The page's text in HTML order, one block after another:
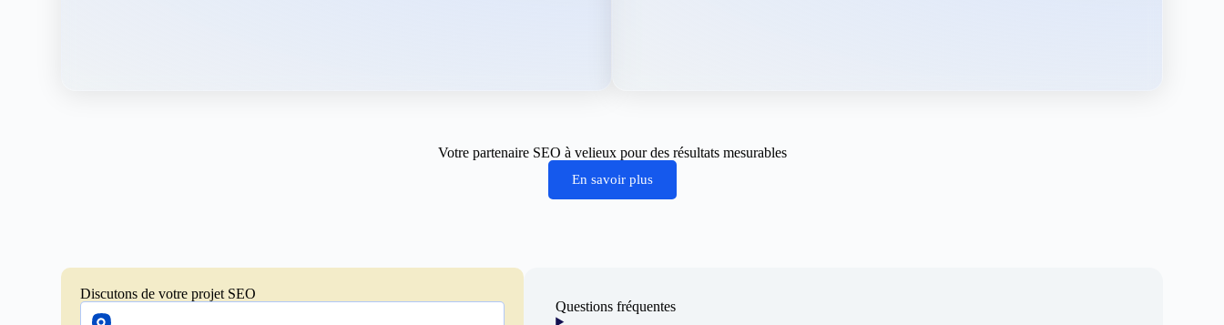
Votre partenaire SEO à velieux pour des résultats mesurables
En savoir plus
Discutons de votre projet SEO
Questions fréquentes